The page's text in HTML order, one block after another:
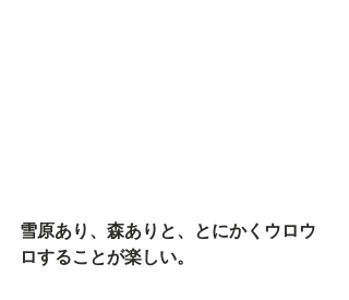
雪原あり、森ありと、とにかくウロウ
ロすることが楽しい。